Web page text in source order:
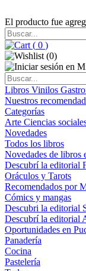
El producto fue
( 0 )
(0)
Libros Vinilos
Nuestros
Categorías
Arte Ciencias
Novedades
Todos los libros
Novedades de libros
Descubrí la editorial
Oráculos y Tarots
Recomendados por
Cómics y mangas
Descubri la editorial
Descubrí la editorial
Oportunidades en
Panadería
Cocina
Pastelería